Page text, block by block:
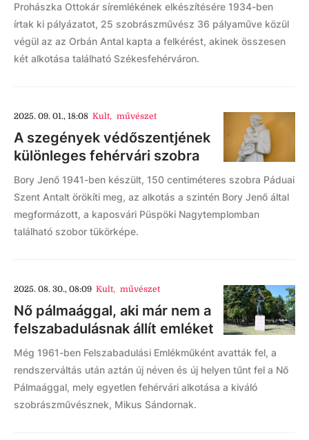
Prohászka Ottokár síremlékének elkészítésére 1934-ben
írtak ki pályázatot, 25 szobrászművész 36 pályaműve közül
végül az az Orbán Antal kapta a felkérést, akinek összesen
két alkotása található Székesfehérváron.
2025. 09. 01., 18:08 Kult, művészet
A szegények védőszentjének
különleges fehérvári szobra
Bory Jenő 1941-ben készült, 150 centiméteres szobra Páduai
Szent Antalt örökíti meg, az alkotás a szintén Bory Jenő által
megformázott, a kaposvári Püspöki Nagytemplomban
található szobor tükörképe.
2025. 08. 30., 08:09 Kult, művészet
Nő pálmaággal, aki már nem a
felszabadulásnak állít emléket
Még 1961-ben Felszabadulási Emlékműként avatták fel, a
rendszerváltás után aztán új néven és új helyen tűnt fel a Nő
Pálmaággal, mely egyetlen fehérvári alkotása a kiváló
szobrászművésznek, Mikus Sándornak.